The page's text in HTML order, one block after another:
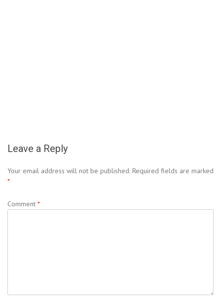
Leave a Reply
Your email address will not be published. Required fields are marked
*
Comment *